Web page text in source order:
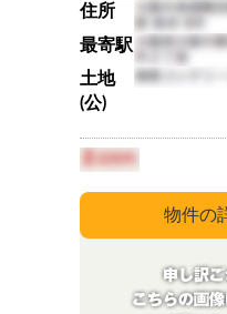
住所
最寄駅
土地
(公)